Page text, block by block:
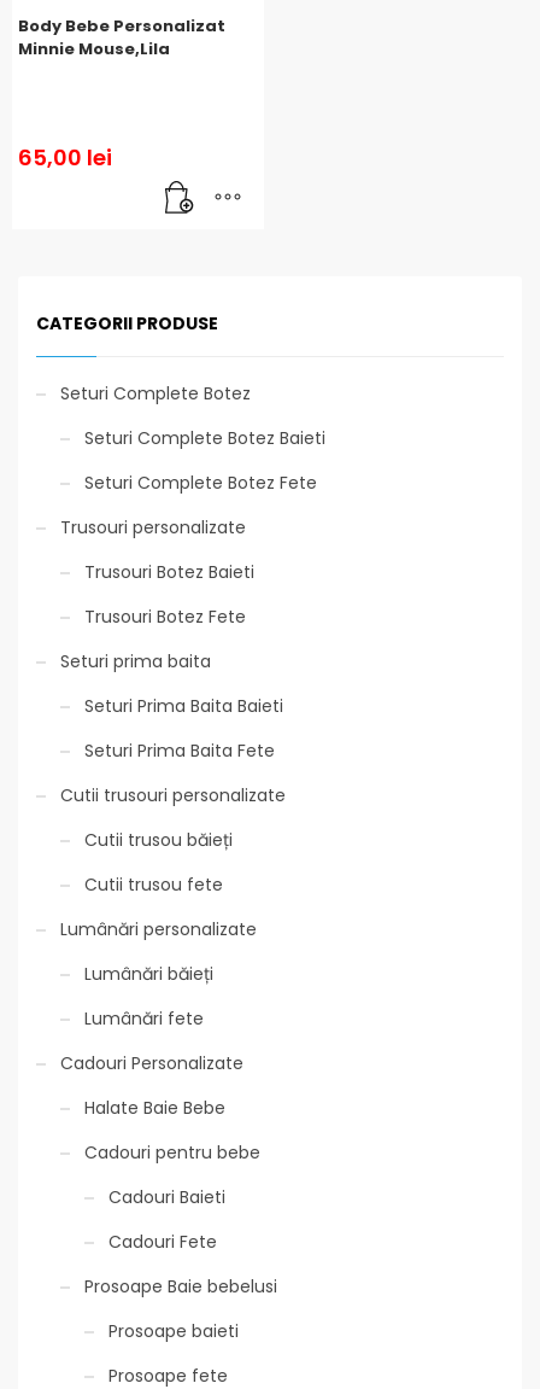
Body Bebe Personalizat
Minnie Mouse,Lila
65,00 lei
CATEGORII PRODUSE
Seturi Complete Botez
Seturi Complete Botez Baieti
Seturi Complete Botez Fete
Trusouri personalizate
Trusouri Botez Baieti
Trusouri Botez Fete
Seturi prima baita
Seturi Prima Baita Baieti
Seturi Prima Baita Fete
Cutii trusouri personalizate
Cutii trusou băieți
Cutii trusou fete
Lumânări personalizate
Lumânări băieți
Lumânări fete
Cadouri Personalizate
Halate Baie Bebe
Cadouri pentru bebe
Cadouri Baieti
Cadouri Fete
Prosoape Baie bebelusi
Prosoape baieti
Prosoape fete